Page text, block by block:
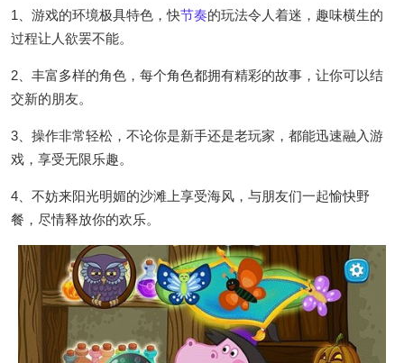
1、游戏的环境极具特色，快节奏的玩法令人着迷，趣味横生的
过程让人欲罢不能。
2、丰富多样的角色，每个角色都拥有精彩的故事，让你可以结
交新的朋友。
3、操作非常轻松，不论你是新手还是老玩家，都能迅速融入游
戏，享受无限乐趣。
4、不妨来阳光明媚的沙滩上享受海风，与朋友们一起愉快野
餐，尽情释放你的欢乐。